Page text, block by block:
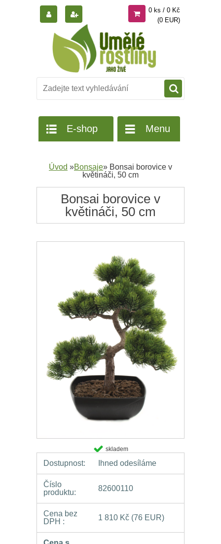
0 ks / 0 Kč
(0 EUR)
E-shop Menu
Úvod »Bonsaje» Bonsai borovice v
květináči, 50 cm
Bonsai borovice v
květináči, 50 cm
skladem
Dostupnost: Ihned odesíláme
Číslo
produktu:
82600110
Cena bez
DPH :
1 810 Kč (76 EUR)